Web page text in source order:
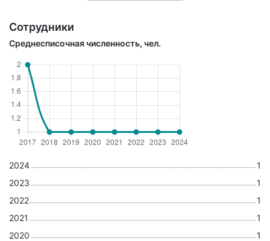
Сотрудники
Среднесписочная численность, чел.
2024
1
2023
1
2022
1
2021
1
2020
1